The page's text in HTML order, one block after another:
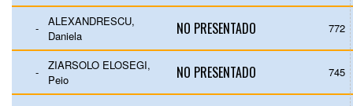
-
ALEXANDRESCU,
Daniela
NO PRESENTADO 772
-
ZIARSOLO ELOSEGI,
Peio
NO PRESENTADO 745